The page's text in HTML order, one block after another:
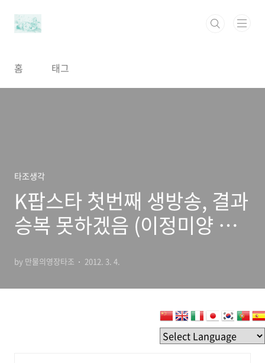
홈 태그
타조생각
K팝스타 첫번째 생방송, 결과
승복 못하겠음 (이정미양 화
by 만물의영장타조 2012. 3. 4.